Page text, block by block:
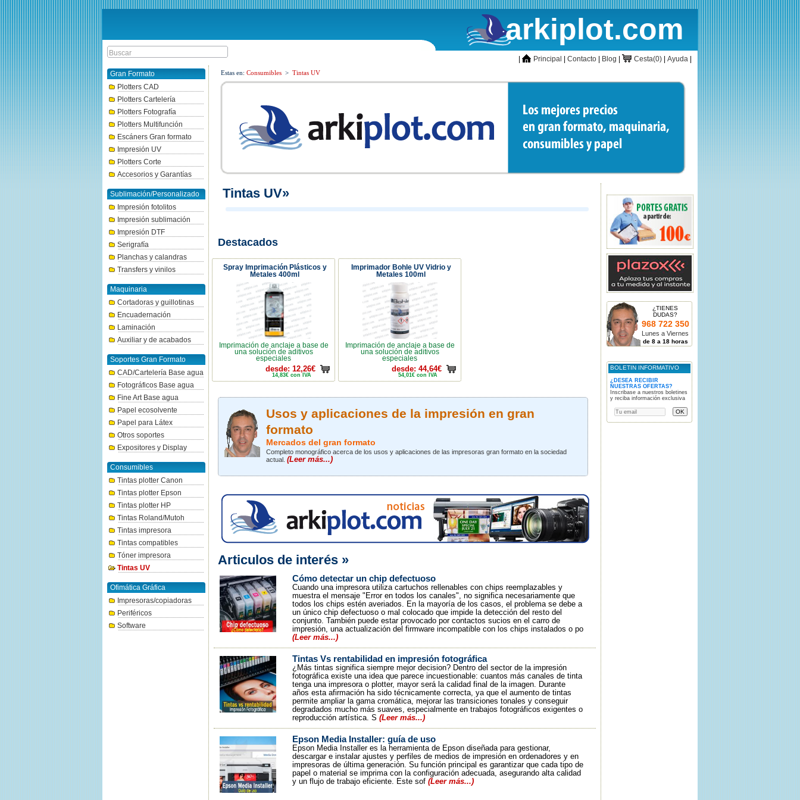
arkiplot.com
inicioPrincipal Contacto Blog CestaCesta(0) Ayuda
Gran Formato
Plotters CAD
Plotters Cartelería
Plotters Fotografía
Plotters Multifunción
Escáners Gran formato
Impresión UV
Plotters Corte
Accesorios y Garantías
Sublimación/Personalizado
Impresión fotolitos
Impresión sublimación
Impresión DTF
Serigrafía
Planchas y calandras
Transfers y vinilos
Maquinaria
Cortadoras y guillotinas
Encuadernación
Laminación
Auxiliar y de acabados
Soportes Gran Formato
CAD/Cartelería Base agua
Fotográficos Base agua
Fine Art Base agua
Papel ecosolvente
Papel para Látex
Otros soportes
Expositores y Display
Consumibles
Tintas plotter Canon
Tintas plotter Epson
Tintas plotter HP
Tintas Roland/Mutoh
Tintas impresora
Tintas compatibles
Tóner impresora
Tintas UV
Ofimática Gráfica
Impresoras/copiadoras
Periféricos
Software
Estas en: Consumibles > Tintas UV
Tintas UV»
Destacados
Spray Imprimación Plásticos y
Metales 400ml
Imprimación de anclaje a base de
una solución de aditivos
especiales
desde: 12,26€
14,83€ con IVA
Imprimador Bohle UV Vidrio y
Metales 100ml
Imprimación de anclaje a base de
una solución de aditivos
especiales
desde: 44,64€
54,01€ con IVA
Usos y aplicaciones de la impresión en gran
formato
Mercados del gran formato
Completo monográfico acerca de los usos y aplicaciones de las impresoras gran formato en la sociedad
actual. (Leer más...)
Articulos de interés »
Cómo detectar un chip defectuoso
Cuando una impresora utiliza cartuchos rellenables con chips reemplazables y
muestra el mensaje "Error en todos los canales", no significa necesariamente que
todos los chips estén averiados. En la mayoría de los casos, el problema se debe a
un único chip defectuoso o mal colocado que impide la detección del resto del
conjunto. También puede estar provocado por contactos sucios en el carro de
impresión, una actualización del firmware incompatible con los chips instalados o po
(Leer más...)
Tintas Vs rentabilidad en impresión fotográfica
¿Más tintas significa siempre mejor decision? Dentro del sector de la impresión
fotográfica existe una idea que parece incuestionable: cuantos más canales de tinta
tenga una impresora o plotter, mayor será la calidad final de la imagen. Durante
años esta afirmación ha sido técnicamente correcta, ya que el aumento de tintas
permite ampliar la gama cromática, mejorar las transiciones tonales y conseguir
degradados mucho más suaves, especialmente en trabajos fotográficos exigentes o
reproducción artística. S (Leer más...)
Epson Media Installer: guía de uso
Epson Media Installer es la herramienta de Epson diseñada para gestionar,
descargar e instalar ajustes y perfiles de medios de impresión en ordenadores y en
impresoras de última generación. Su función principal es garantizar que cada tipo de
papel o material se imprima con la configuración adecuada, asegurando alta calidad
y un flujo de trabajo eficiente. Este sof (Leer más...)
¿TIENES
DUDAS?
968 722 350
Lunes a Viernes
de 8 a 18 horas
BOLETIN INFORMATIVO
¿DESEA RECIBIR
NUESTRAS OFERTAS?
Inscribase a nuestros boletines
y reciba información exclusiva